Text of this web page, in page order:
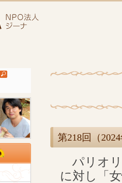
第218回（
パリオリ
に対し「